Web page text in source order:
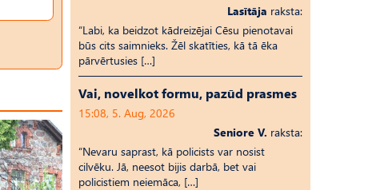
Lasītāja raksta:
“Labi, ka beidzot kādreizējai Cēsu pienotavai
būs cits saimnieks. Žēl skatīties, kā tā ēka
pārvērtusies […]
Vai, novelkot formu, pazūd prasmes
15:08, 5. Aug, 2026
Seniore V. raksta:
“Nevaru saprast, kā policists var nosist
cilvēku. Jā, neesot bijis darbā, bet vai
policistiem neiemāca, […]